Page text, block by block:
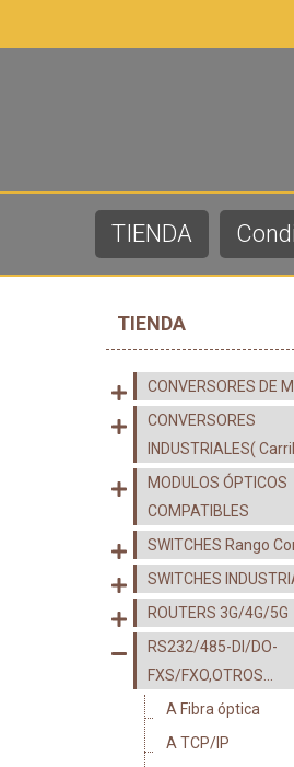
TIENDA
TIENDA
CONVERSORES DE
CONVERSORES
INDUSTRIALES(
MODULOS ÓPTICOS
COMPATIBLES
SWITCHES Rango
SWITCHES
ROUTERS 3G/4G/5G
RS232/485-DI/DO-
FXS/FXO,OTROS...
A Fibra óptica
A TCP/IP